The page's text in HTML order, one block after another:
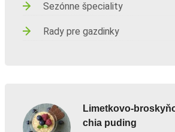
Sezónne špeciality
Rady pre gazdinky
Limetkovo-
chia puding